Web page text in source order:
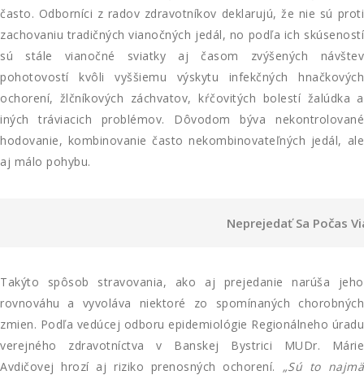
často. Odborníci z radov zdravotníkov deklarujú, že nie sú proti
zachovaniu tradičných vianočných jedál, no podľa ich skúseností
sú stále vianočné sviatky aj časom zvýšených návštev
pohotovostí kvôli vyššiemu výskytu infekčných hnačkových
ochorení, žlčníkových záchvatov, kŕčovitých bolestí žalúdka a
iných tráviacich problémov. Dôvodom býva nekontrolované
hodovanie, kombinovanie často nekombinovateľných jedál, ale
aj málo pohybu.
Neprejedať Sa Počas
Takýto spôsob stravovania, ako aj prejedanie narúša jeho
rovnováhu a vyvoláva niektoré zo spomínaných chorobných
zmien. Podľa vedúcej odboru epidemiológie Regionálneho úradu
verejného zdravotníctva v Banskej Bystrici MUDr. Márie
Avdičovej hrozí aj riziko prenosných ochorení. „Sú to najmä